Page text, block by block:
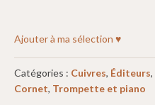
Ajouter à ma sélection ♥
Catégories : Cuivres, Éditeurs,
Cornet, Trompette et piano